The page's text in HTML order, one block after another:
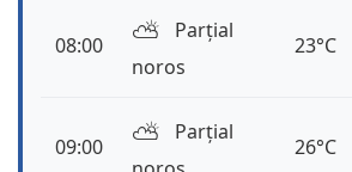
08:00 ⛅️
Parțial
noros
23°C
09:00 ⛅️
Parțial
26°C